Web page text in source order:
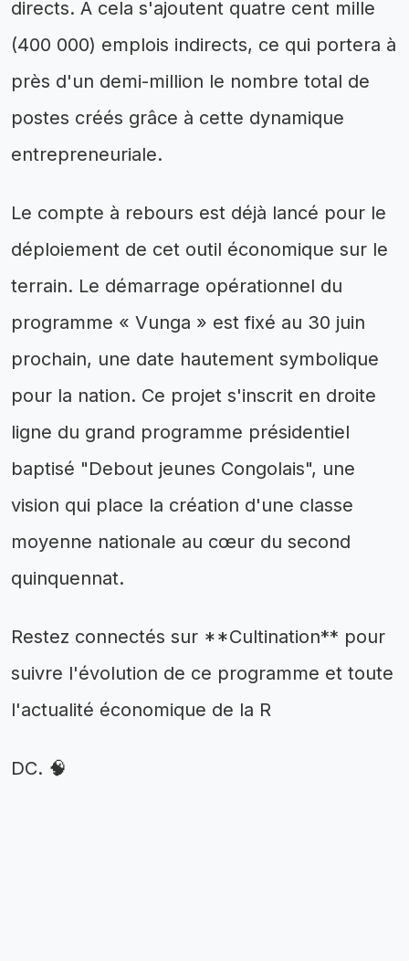
directs. À cela s'ajoutent quatre cent mille
(400 000) emplois indirects, ce qui portera à
près d'un demi-million le nombre total de
postes créés grâce à cette dynamique
entrepreneuriale.
Le compte à rebours est déjà lancé pour le
déploiement de cet outil économique sur le
terrain. Le démarrage opérationnel du
programme « Vunga » est fixé au 30 juin
prochain, une date hautement symbolique
pour la nation. Ce projet s'inscrit en droite
ligne du grand programme présidentiel
baptisé "Debout jeunes Congolais", une
vision qui place la création d'une classe
moyenne nationale au cœur du second
quinquennat.
Restez connectés sur **Cultination** pour
suivre l'évolution de ce programme et toute
l'actualité économique de la R
DC. 🧠